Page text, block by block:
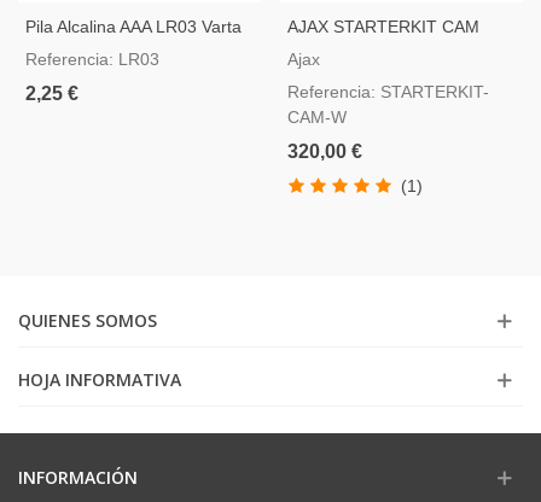
Pila Alcalina AAA LR03 Varta
Referencia: LR03
2,25 €
AJAX STARTERKIT CAM
Com Motioncam, Color
Ajax
Referencia: STARTERKIT-
CAM-W
320,00 €
(1)
QUIENES SOMOS
HOJA INFORMATIVA
INFORMACIÓN